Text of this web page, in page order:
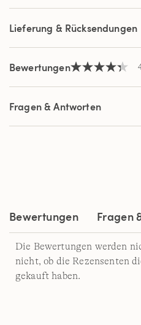
Lieferung & Rücksendungen
Bewertungen4.3
5
Sternen,
Bewertung.
Fragen & Antworten
Bewertungen Fragen
Die Bewertungen werden
nicht, ob die Rezensenten
gekauft haben.